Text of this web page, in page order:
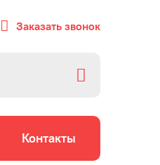
Заказать звонок
Контакты